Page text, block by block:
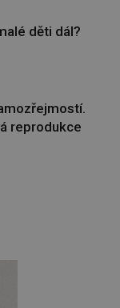
děti dál?
reprodukce